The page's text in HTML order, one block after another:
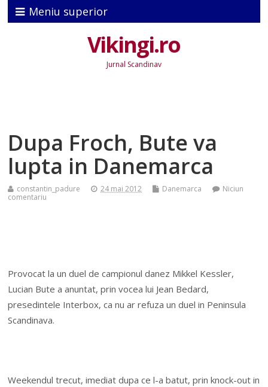
Meniu superior
Vikingi.ro
Jurnal Scandinav
Dupa Froch, Bute va
lupta in Danemarca
constantin_padure 24 mai 2012 Danemarca
Niciun
comentariu
Provocat la un duel de campionul danez Mikkel Kessler,
Lucian Bute a anuntat, prin vocea lui Jean Bedard,
presedintele Interbox, ca nu ar refuza un duel in Peninsula
Scandinava.
Weekendul trecut, imediat dupa ce l-a batut, prin knock-out in